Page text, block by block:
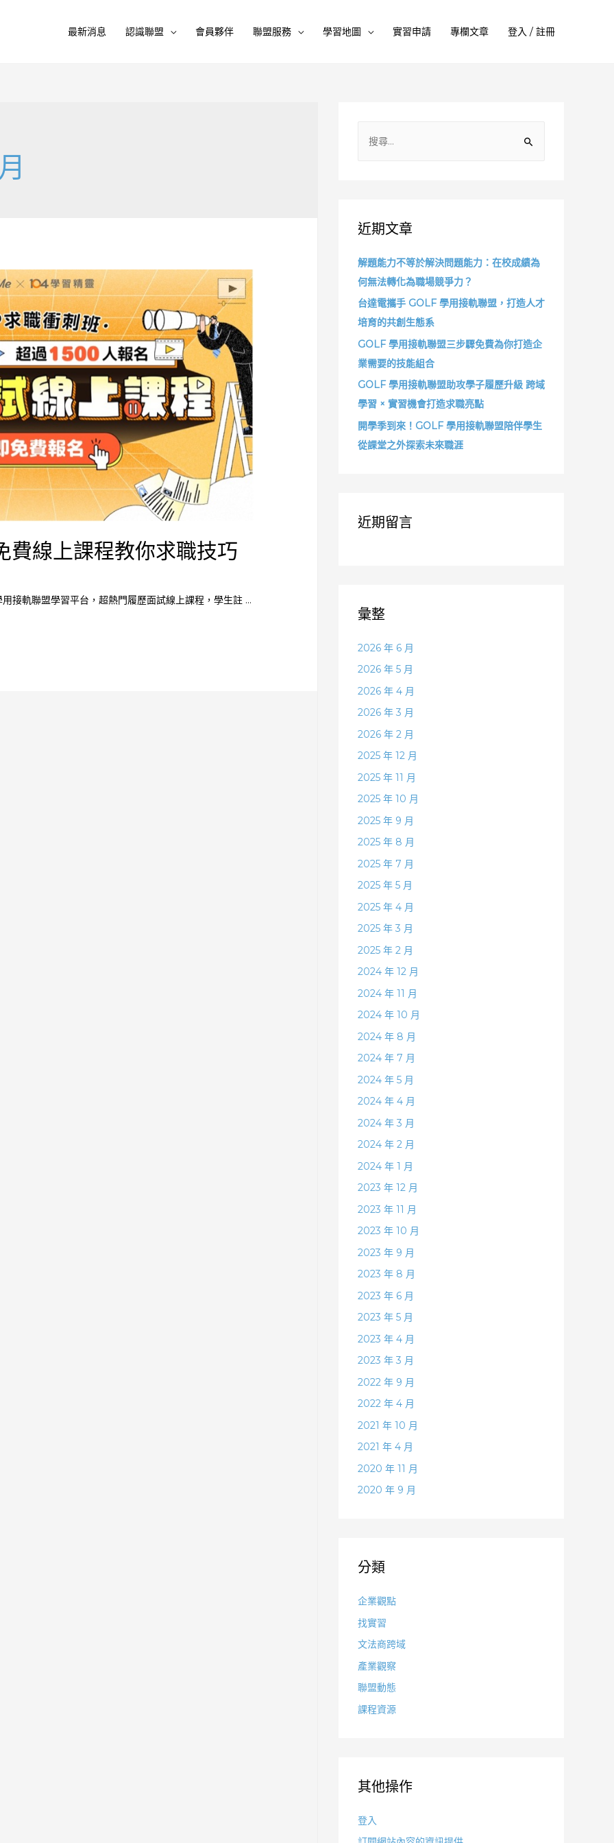
最新消息 認識聯盟 會員夥伴 聯盟服務 學習地圖 實習申請 專欄文章 登入 / 註冊
費線上課程教你求職技巧
接軌聯盟學習平台，超熱門履歷面試線上課程，學生註 …
:近期文章
解題能力不等於解決問題能力：在校成績為
何無法轉化為職場競爭力？
台達電攜手 GOLF 學用接軌聯盟，打造人才
培育的共創生態系
GOLF 學用接軌聯盟三步驟免費為你打造企
業需要的技能組合
GOLF 學用接軌聯盟助攻學子履歷升級 跨域
學習 × 實習機會打造求職亮點
開學季到來！GOLF 學用接軌聯盟陪伴學生
從課堂之外探索未來職涯
近期留言
彙整
2026 年 6 月
2026 年 5 月
2026 年 4 月
2026 年 3 月
2026 年 2 月
2025 年 12 月
2025 年 11 月
2025 年 10 月
2025 年 9 月
2025 年 8 月
2025 年 7 月
2025 年 5 月
2025 年 4 月
2025 年 3 月
2025 年 2 月
2024 年 12 月
2024 年 11 月
2024 年 10 月
2024 年 8 月
2024 年 7 月
2024 年 5 月
2024 年 4 月
2024 年 3 月
2024 年 2 月
2024 年 1 月
2023 年 12 月
2023 年 11 月
2023 年 10 月
2023 年 9 月
2023 年 8 月
2023 年 6 月
2023 年 5 月
2023 年 4 月
2023 年 3 月
2022 年 9 月
2022 年 4 月
2021 年 10 月
2021 年 4 月
2020 年 11 月
2020 年 9 月
分類
企業觀點
找實習
文法商跨域
產業觀察
聯盟動態
課程資源
其他操作
登入